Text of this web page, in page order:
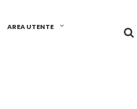
AREA UTENTE